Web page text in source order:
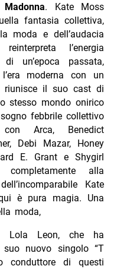
Madonna. Kate Moss
fantasia collettiva,
moda e dell’audacia
l’energia
un’epoca passata,
moderna con un
riunisce il suo cast di
stesso mondo onirico
febbrile collettivo
Arca, Benedict
Debi Mazar, Honey
E. Grant e Shygirl
alla
Kate
è pura magia. Una
moda,
Lola Leon, che ha
suo nuovo singolo “T
conduttore di questi